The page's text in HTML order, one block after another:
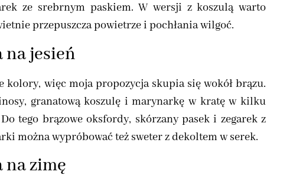
ze srebrnym paskiem. W wersji z koszulą warto
przepuszcza powietrze i pochłania wilgoć.
na jesień
kolory, więc moja propozycja skupia się wokół brązu.
granatową koszulę i marynarkę w kratę w kilku
tego brązowe oksfordy, skórzany pasek i zegarek z
można wypróbować też sweter z dekoltem w serek.
na zimę